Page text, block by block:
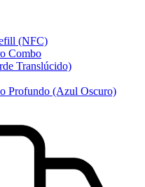
(NFC)
Combo
Translúcido)
Profundo (Azul Oscuro)